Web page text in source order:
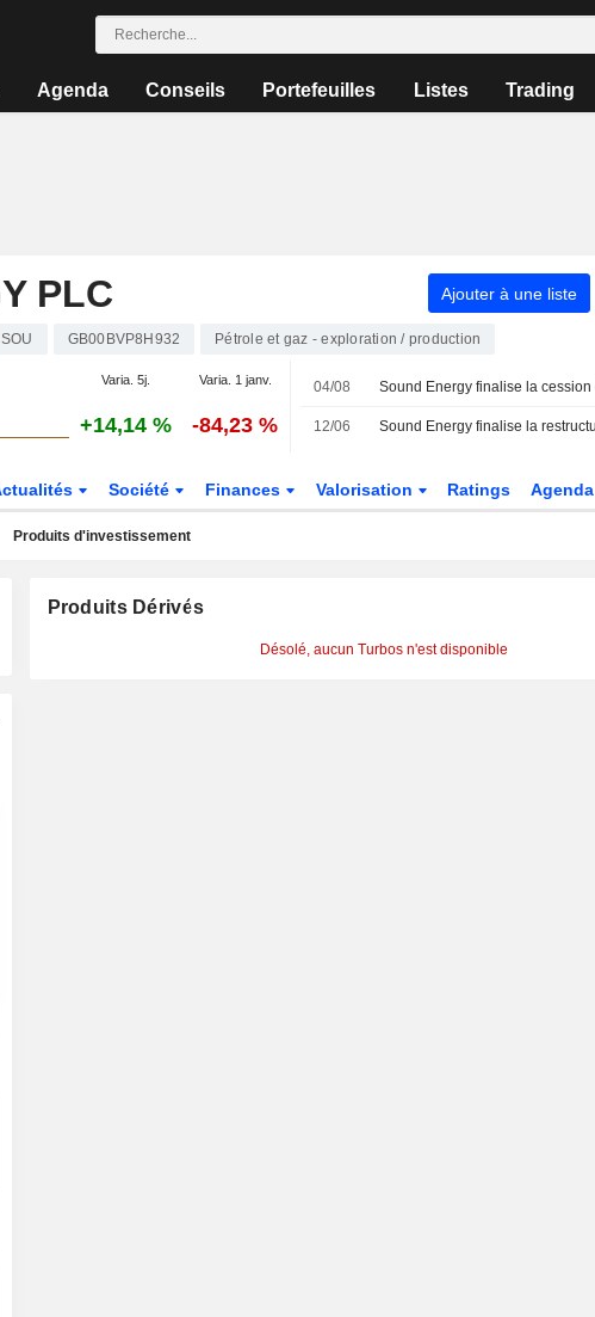
Agenda Conseils Portefeuilles Listes Trading
PLC Ajouter à une liste
SOU GB00BVP8H932 Pétrole et gaz - exploration / production
Varia. 5j. Varia. 1 janv.
+14,14 % -84,23 %
04/08
12/06
Société Finances Valorisation Ratings Agenda
Produits d'investissement
Produits Dérivés
Désolé, aucun Turbos n'est disponible